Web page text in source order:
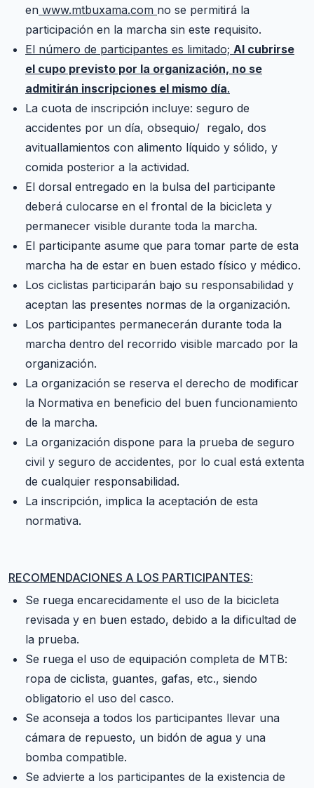
en www.mtbuxama.com no se permitirá la
participación en la marcha sin este requisito.
El número de participantes es limitado; Al cubrirse
el cupo previsto por la organización, no se
admitirán inscripciones el mismo día.
La cuota de inscripción incluye: seguro de
accidentes por un día, obsequio/ regalo, dos
avituallamientos con alimento líquido y sólido, y
comida posterior a la actividad.
El dorsal entregado en la bulsa del participante
deberá culocarse en el frontal de la bicicleta y
permanecer visible durante toda la marcha.
El participante asume que para tomar parte de esta
marcha ha de estar en buen estado físico y médico.
Los ciclistas participarán bajo su responsabilidad y
aceptan las presentes normas de la organización.
Los participantes permanecerán durante toda la
marcha dentro del recorrido visible marcado por la
organización.
La organización se reserva el derecho de modificar
la Normativa en beneficio del buen funcionamiento
de la marcha.
La organización dispone para la prueba de seguro
civil y seguro de accidentes, por lo cual está extenta
de cualquier responsabilidad.
La inscripción, implica la aceptación de esta
normativa.
RECOMENDACIONES A LOS PARTICIPANTES:
Se ruega encarecidamente el uso de la bicicleta
revisada y en buen estado, debido a la dificultad de
la prueba.
Se ruega el uso de equipación completa de MTB:
ropa de ciclista, guantes, gafas, etc., siendo
obligatorio el uso del casco.
Se aconseja a todos los participantes llevar una
cámara de repuesto, un bidón de agua y una
bomba compatible.
Se advierte a los participantes de la existencia de